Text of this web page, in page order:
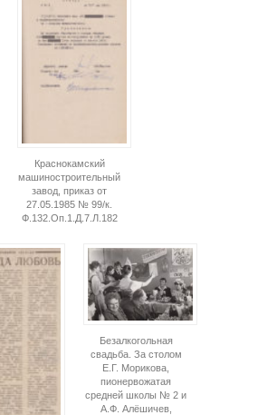
Краснокамский
машиностроительный
завод, приказ от
27.05.1985 № 99/к.
Ф.132.Оп.1.Д.7.Л.182
Безалкогольная
свадьба. За столом
Е.Г. Морикова,
пионервожатая
средней школы № 2 и
А.Ф. Алёшичев,